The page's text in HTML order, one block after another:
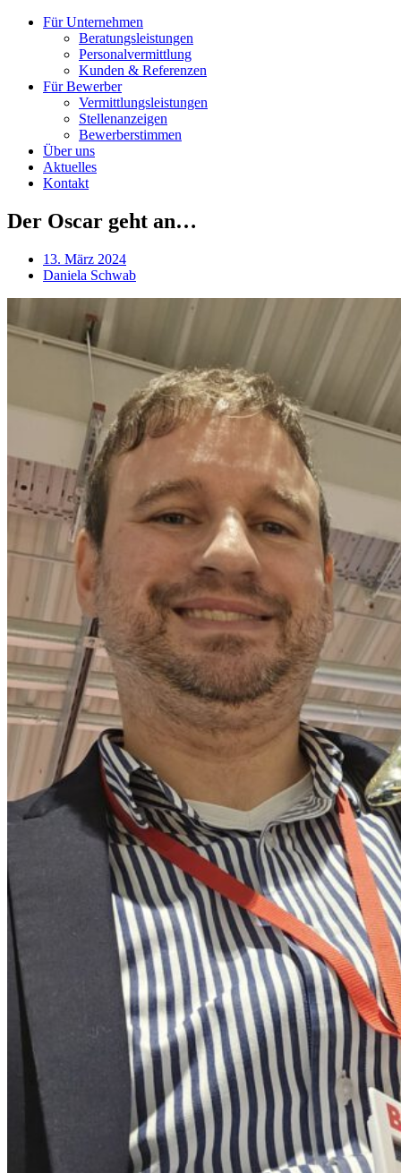
Für Unternehmen
Beratungsleistungen
Personalvermittlung
Kunden & Referenzen
Für Bewerber
Vermittlungsleistungen
Stellenanzeigen
Bewerberstimmen
Über uns
Aktuelles
Kontakt
Der Oscar geht an…
13. März 2024
Daniela Schwab